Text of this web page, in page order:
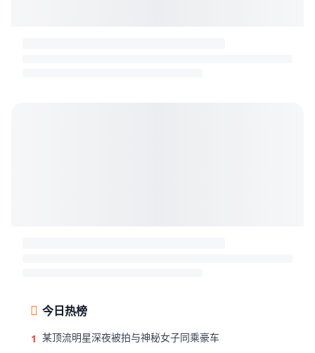
今日热榜
1 某顶流明星深夜被拍与神秘女子同乘豪车